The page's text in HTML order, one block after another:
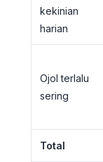
kekinian
harian
Ojol terlalu
sering
Total